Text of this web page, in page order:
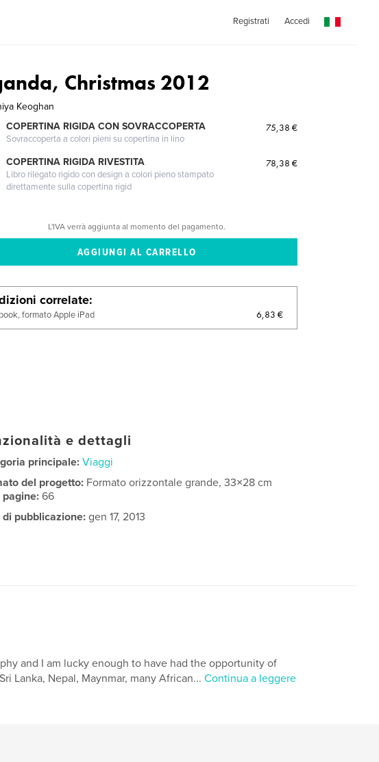
Registrati Accedi
Christmas 2012
Keoghan
COPERTINA RIGIDA CON SOVRACCOPERTA
Sovraccoperta a colori pieni su copertina in lino
75,38 €
COPERTINA RIGIDA RIVESTITA
Libro rilegato rigido con design a colori pieno stampato
direttamente sulla copertina rigid
78,38 €
L'IVA verrà aggiunta al momento del pagamento.
correlate
formato Apple iPad 6,83 €
e dettagli
principale: Viaggi
del progetto: Formato orizzontale grande, 33×28 cm
pagine:66
di pubblicazione: gen 17, 2013
and I am lucky enough to have had the opportunity of
Lanka, Nepal, Maynmar, many African... Continua a leggere